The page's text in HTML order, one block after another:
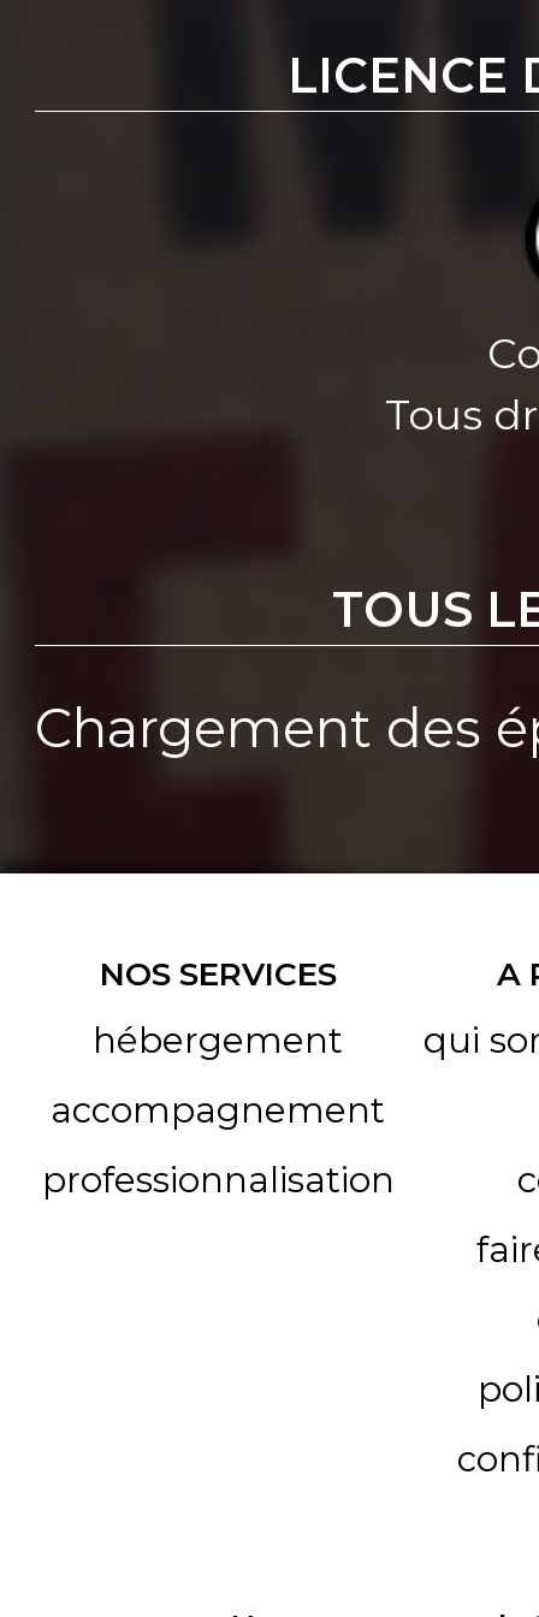
LICENCE
Tous
TOUS
Chargement des
NOS SERVICES
hébergement
accompagnement
professionnalisation
A
qui